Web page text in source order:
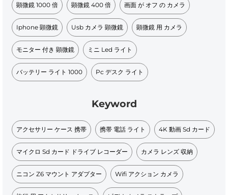
顕微鏡 1000 倍 顕微鏡 400 倍 画面 が オフ の カメラ
Iphone 顕微鏡 Usb カメラ 顕微鏡 顕微鏡 用 カメラ
モニター 付き 顕微鏡 ミニ Led ライト
バッテリー ライト 1000 Pc デスク ライト
Keyword
アクセサリー ケース 携帯 携帯 電話 ライト 4K 動画 Sd カード
マイクロ Sd カード ドライブ レコーダー カメラ レンズ 収納
ニコン Z6 マウント アダプター Wifi アクション カメラ